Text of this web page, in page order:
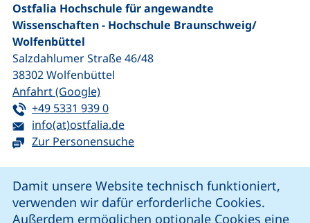
Damit unsere Website technisch funktioniert,
verwenden wir dafür erforderliche Cookies.
Außerdem ermöglichen optionale Cookies eine
Ostfalia Hochschule für angewandte
Wissenschaften - Hochschule Braunschweig/​
Wolfenbüttel
Salzdahlumer Straße 46/48
38302Wolfenbüttel
Anfahrt (Google)(externer Link, öffnet neues Fenster)
Tel:
+49 5331 939 0(startet einen Telefonanruf, wenn Ihr
E-Mail:
info(at)ostfalia.de(öffnet Ihr E-Mail-Programm)
Zur Personensuche
unsere Facebook-Seite (externer Link, öffnet neues
unsere LinkedIn-Seite (externer Link, öffnet
unsere Instagram-Seite (externer Link,
unsere YouTube-Seite (externer